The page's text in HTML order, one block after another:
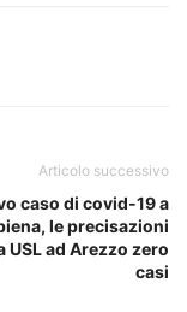
Articolo successivo
caso di covid-19 a
le precisazioni
USL ad Arezzo zero
casi